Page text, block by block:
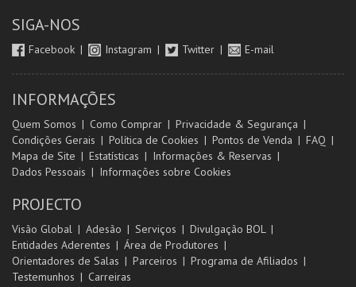
SIGA-NOS
Facebook Instagram Twitter E-mail
INFORMAÇÕES
Quem Somos Como Comprar
Privacidade & Segurança
Condições Gerais
Política de Cookies Pontos de Venda
FAQ
Mapa de Site
Estatísticas
Informações & Reservas
Dados Pessoais
Informações sobre Cookies
PROJECTO
Visão Global Adesão Serviços
Divulgação BOL
Entidades Aderentes
Área de Produtores
Orientadores de Salas
Parceiros
Programa de Afiliados
Testemunhos
Carreiras